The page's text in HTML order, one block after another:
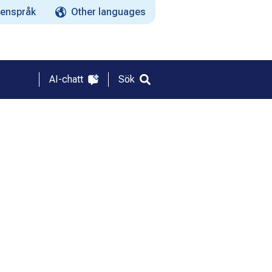
Other languages
AI-chatt Sök